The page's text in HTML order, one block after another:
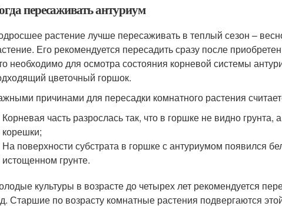
пересаживать антуриум
растение лучше пересаживать в теплый сезон –
Его рекомендуется пересадить сразу после
необходимо для осмотра состояния корневой системы
цветочный горшок.
причинами для пересадки комнатного растения
Корневая часть разрослась так, что в горшке не видно
корешки;
На поверхности субстрата в горшке с антуриумом появился
истощенном грунте.
культуры в возрасте до четырех лет рекомендуется
Старшие по возрасту комнатные растения подвергаются